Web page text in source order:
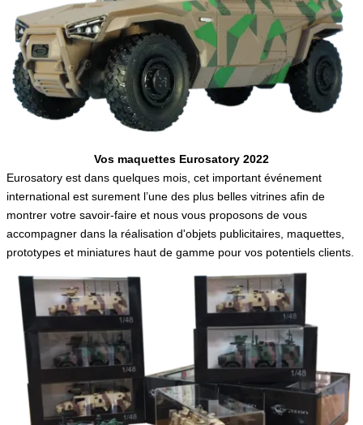
Vos maquettes Eurosatory 2022
Eurosatory est dans quelques mois, cet important événement
international est surement l’une des plus belles vitrines afin de
montrer votre savoir-faire et nous vous proposons de vous
accompagner dans la réalisation d'objets publicitaires, maquettes,
prototypes et miniatures haut de gamme pour vos potentiels clients.